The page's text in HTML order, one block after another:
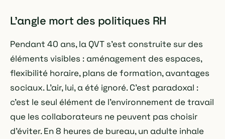
L'angle mort des politiques RH
Pendant 40 ans, la QVT s'est construite sur des
éléments visibles : aménagement des espaces,
flexibilité horaire, plans de formation, avantages
sociaux. L'air, lui, a été ignoré. C'est paradoxal :
c'est le seul élément de l'environnement de travail
que les collaborateurs ne peuvent pas choisir
d'éviter. En 8 heures de bureau, un adulte inhale